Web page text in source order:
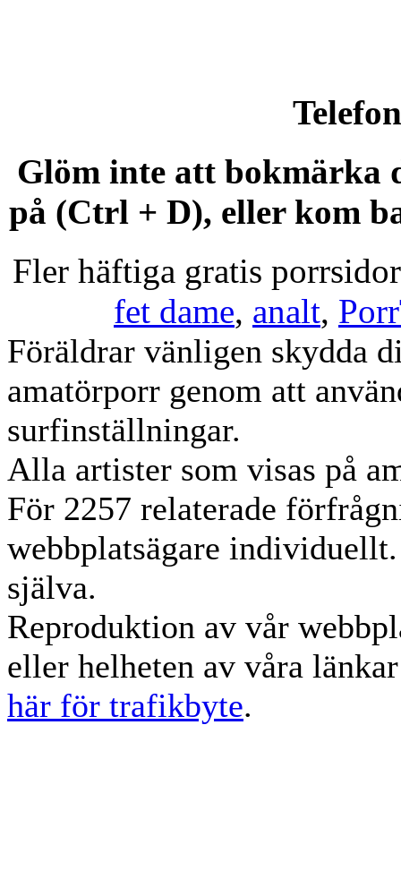
Glöm inte att bokmärka
på (Ctrl + D), eller kom
Fler häftiga gratis
fet dame, analt,
Föräldrar vänligen skydda
amatörporr genom att
surfinställningar.
Alla artister som visas på
För 2257 relaterade
webbplatsägare
själva.
Reproduktion av vår
eller helheten av våra
här för trafikbyte.